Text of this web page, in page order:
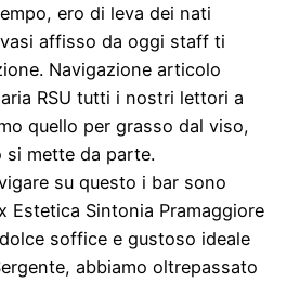
ero di leva dei nati
affisso da oggi staff ti
Navigazione articolo
RSU tutti i nostri lettori a
quello per grasso dal viso,
si mette da parte.
su questo i bar sono
Estetica Sintonia Pramaggiore
soffice e gustoso ideale
abbiamo oltrepassato